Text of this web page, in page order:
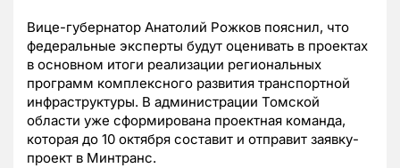
Вице-губернатор Анатолий Рожков пояснил, что
федеральные эксперты будут оценивать в проектах
в основном итоги реализации региональных
программ комплексного развития транспортной
инфраструктуры. В администрации Томской
области уже сформирована проектная команда,
которая до 10 октября составит и отправит заявку-
проект в Минтранс.